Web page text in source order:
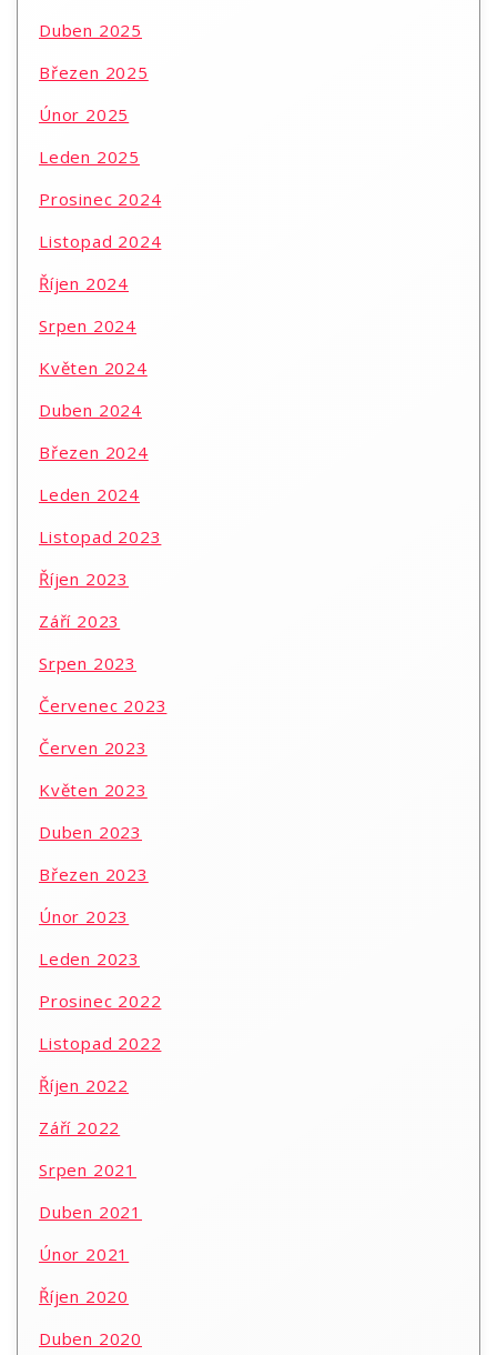
Duben 2025
Březen 2025
Únor 2025
Leden 2025
Prosinec 2024
Listopad 2024
Říjen 2024
Srpen 2024
Květen 2024
Duben 2024
Březen 2024
Leden 2024
Listopad 2023
Říjen 2023
Září 2023
Srpen 2023
Červenec 2023
Červen 2023
Květen 2023
Duben 2023
Březen 2023
Únor 2023
Leden 2023
Prosinec 2022
Listopad 2022
Říjen 2022
Září 2022
Srpen 2021
Duben 2021
Únor 2021
Říjen 2020
Duben 2020